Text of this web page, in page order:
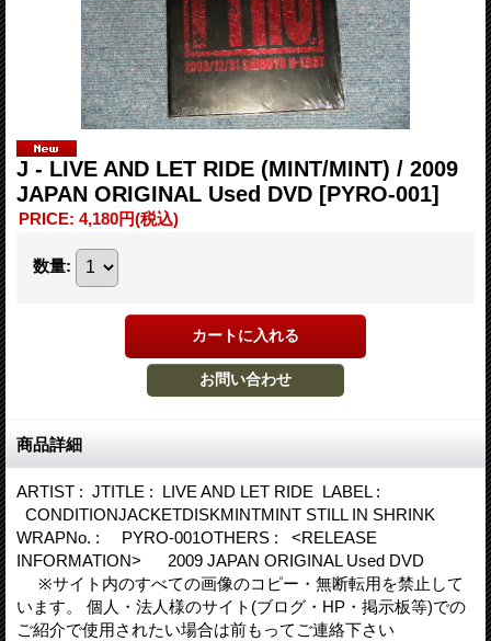
J - LIVE AND LET RIDE (MINT/MINT) / 2009
JAPAN ORIGINAL Used DVD [PYRO-001]
PRICE: 4,180円(税込)
数量:
商品詳細
ARTIST : JTITLE : LIVE AND LET RIDE LABEL :
CONDITIONJACKETDISKMINTMINT STILL IN SHRINK
WRAPNo. : PYRO-001OTHERS : <RELEASE
INFORMATION> 2009 JAPAN ORIGINAL Used DVD
※サイト内のすべての画像のコピー・無断転用を禁止して
います。 個人・法人様のサイト(ブログ・HP・掲示板等)での
ご紹介で使用されたい場合は前もってご連絡下さい